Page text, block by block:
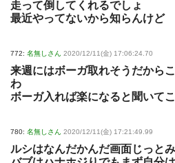
走って倒してくれるでしょ
最近やってないから知らんけど
772: 名無しさん 2020/12/11(金) 17:06:24.70
来週にはボーガ取れそうだから
わ
ボーガ入れば楽になると聞いて
780: 名無しさん 2020/12/11(金) 17:21:49.99
ルシはなんだかんだ画面じっと